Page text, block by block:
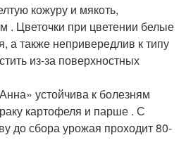
кожуру и мякоть,
. Цветочки при цветении белые
а также непривередлив к типу
из-за поверхностных
устойчива к болезням
картофеля и парше . С
до сбора урожая проходит 80-